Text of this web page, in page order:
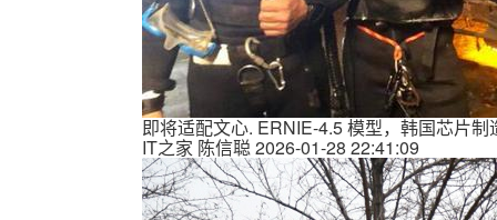
即将适配文心. ERNIE-4.5 模型，韩国芯片
IT之家 陈信聪2026-01-28 22:41:09